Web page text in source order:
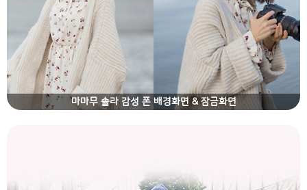
마마무 솔라 감성 폰 배경화면 & 잠금화면